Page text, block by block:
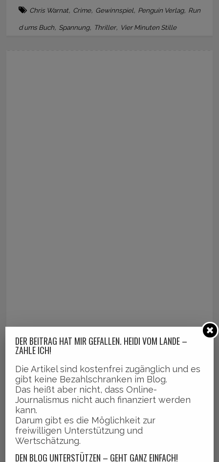
Chris Warnat, Crime, Gewinnspiel, Penguin Verlag, Run
d ums Buch, Spannung, Thriller, Vier Minuten Stille
DER BEITRAG HAT MIR GEFALLEN. HEIDI VOM LANDE –
ZAHLE ICH!
Die Artikel sind kostenfrei zugänglich und es
gibt keine Bezahlschranken im Blog.
Das heißt aber nicht, dass Online-
Journalismus nicht auch finanziert werden
kann.
Darum gibt es die Möglichkeit zur
freiwilligen Unterstützung und
Wertschätzung.
DEN BLOG UNTERSTÜTZEN – GEHT GANZ EINFACH!